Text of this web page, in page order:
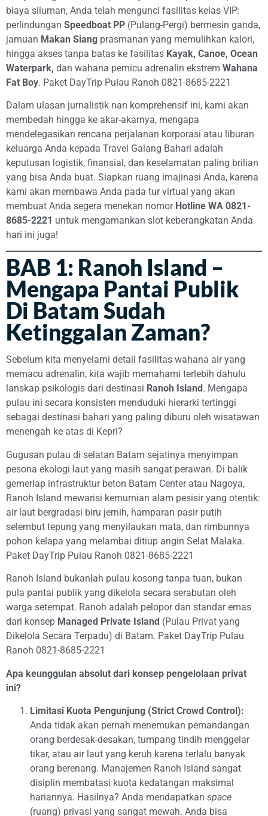
biaya siluman, Anda telah mengunci fasilitas kelas VIP:
perlindungan Speedboat PP (Pulang-Pergi) bermesin ganda,
jamuan Makan Siang prasmanan yang memulihkan kalori,
hingga akses tanpa batas ke fasilitas Kayak, Canoe, Ocean
Waterpark, dan wahana pemicu adrenalin ekstrem Wahana
Fat Boy. Paket DayTrip Pulau Ranoh 0821-8685-2221
Dalam ulasan jurnalistik nan komprehensif ini, kami akan
membedah hingga ke akar-akarnya, mengapa
mendelegasikan rencana perjalanan korporasi atau liburan
keluarga Anda kepada Travel Galang Bahari adalah
keputusan logistik, finansial, dan keselamatan paling brilian
yang bisa Anda buat. Siapkan ruang imajinasi Anda, karena
kami akan membawa Anda pada tur virtual yang akan
membuat Anda segera menekan nomor Hotline WA 0821-
8685-2221 untuk mengamankan slot keberangkatan Anda
hari ini juga!
BAB 1: Ranoh Island –
Mengapa Pantai Publik
Di Batam Sudah
Ketinggalan Zaman?
Sebelum kita menyelami detail fasilitas wahana air yang
memacu adrenalin, kita wajib memahami terlebih dahulu
lanskap psikologis dari destinasi Ranoh Island . Mengapa
pulau ini secara konsisten menduduki hierarki tertinggi
sebagai destinasi bahari yang paling diburu oleh wisatawan
menengah ke atas di Kepri?
Gugusan pulau di selatan Batam sejatinya menyimpan
pesona ekologi laut yang masih sangat perawan. Di balik
gemerlap infrastruktur beton Batam Center atau Nagoya,
Ranoh Island mewarisi kemurnian alam pesisir yang otentik:
air laut bergradasi biru jernih, hamparan pasir putih
selembut tepung yang menyilaukan mata, dan rimbunnya
pohon kelapa yang melambai ditiup angin Selat Malaka.
Paket DayTrip Pulau Ranoh 0821-8685-2221
Ranoh Island bukanlah pulau kosong tanpa tuan, bukan
pula pantai publik yang dikelola secara serabutan oleh
warga setempat. Ranoh adalah pelopor dan standar emas
dari konsep Managed Private Island (Pulau Privat yang
Dikelola Secara Terpadu) di Batam. Paket DayTrip Pulau
Ranoh 0821-8685-2221
Apa keunggulan absolut dari konsep pengelolaan privat
ini?
Limitasi Kuota Pengunjung (Strict Crowd Control):
Anda tidak akan pernah menemukan pemandangan
orang berdesak-desakan, tumpang tindih menggelar
tikar, atau air laut yang keruh karena terlalu banyak
orang berenang. Manajemen Ranoh Island sangat
disiplin membatasi kuota kedatangan maksimal
hariannya. Hasilnya? Anda mendapatkan space
(ruang) privasi yang sangat mewah. Anda bisa